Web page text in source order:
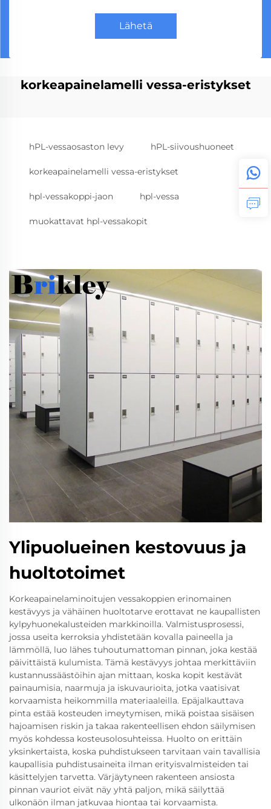
Lähetä
korkeapainelamelli vessa-eristykset
hPL-vessaosaston levy hPL-siivoushuoneet
korkeapainelamelli vessa-eristykset
hpl-vessakoppi-jaon hpl-vessa
muokattavat hpl-vessakopit
Ylipuolueinen kestovuus ja
huoltotoimet
Korkeapainelaminoitujen vessakoppien erinomainen
kestävyys ja vähäinen huoltotarve erottavat ne kaupallisten
kylpyhuonekalusteiden markkinoilla. Valmistusprosessi,
jossa useita kerroksia yhdistetään kovalla paineella ja
lämmöllä, luo lähes tuhoutumattoman pinnan, joka kestää
päivittäistä kulumista. Tämä kestävyys johtaa merkittäviin
kustannussäästöihin ajan mittaan, koska kopit kestävät
painaumisia, naarmuja ja iskuvaurioita, jotka vaatisivat
korvaamista heikommilla materiaaleilla. Epäjalkauttava
pinta estää kosteuden imeytymisen, mikä poistaa sisäisen
hajoamisen riskin ja takaa rakenteellisen ehdon säilymisen
myös kohdessa kosteusolosuhteissa. Huolto on erittäin
yksinkertaista, koska puhdistukseen tarvitaan vain tavallisia
kaupallisia puhdistusaineita ilman erityisvalmisteiden tai
käsittelyjen tarvetta. Värjäytyneen rakenteen ansiosta
pinnan vauriot eivät näy yhtä paljon, mikä säilyttää
ulkonäön ilman jatkuvaa hiontaa tai korvaamista.